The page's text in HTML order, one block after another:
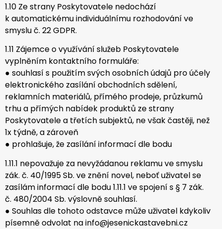
1.10 Ze strany Poskytovatele nedochází
k automatickému individuálnímu rozhodování ve
smyslu č. 22 GDPR.
1.11 Zájemce o využívání služeb Poskytovatele
vyplněním kontaktního formuláře:
● souhlasí s použitím svých osobních údajů pro účely
elektronického zasílání obchodních sdělení,
reklamních materiálů, přímého prodeje, průzkumů
trhu a přímých nabídek produktů ze strany
Poskytovatele a třetích subjektů, ne však častěji, než
1x týdně, a zároveň
● prohlašuje, že zasílání informací dle bodu
1.11.1 nepovažuje za nevyžádanou reklamu ve smyslu
zák. č. 40/1995 Sb. ve znění novel, neboť uživatel se
zasílám informací dle bodu 1.11.1 ve spojení s § 7 zák.
č. 480/2004 Sb. výslovně souhlasí.
● Souhlas dle tohoto odstavce může uživatel kdykoliv
písemně odvolat na info@jesenickastavebni.cz